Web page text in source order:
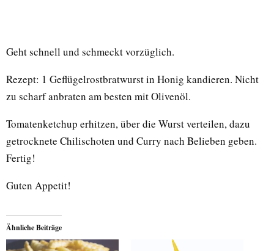
Geht schnell und schmeckt vorzüglich.
Rezept: 1 Geflügelrostbratwurst in Honig kandieren. Nicht
zu scharf anbraten am besten mit Olivenöl.
Tomatenketchup erhitzen, über die Wurst verteilen, dazu
getrocknete Chilischoten und Curry nach Belieben geben.
Fertig!
Guten Appetit!
Ähnliche Beiträge